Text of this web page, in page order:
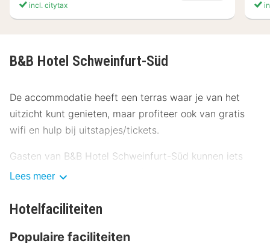
incl. citytax
B&B Hotel Schweinfurt-Süd
De accommodatie heeft een terras waar je van het
uitzicht kunt genieten, maar profiteer ook van gratis
wifi en hulp bij uitstapjes/tickets.
Gasten van B&B Hotel Schweinfurt-Süd kunnen iets
lekkers halen bij de snackbar/deli. Bestel je favoriete
betaling een ontbijtbuffet geserveerd van 06.30 uur
Lees meer
Hotelfaciliteiten
Populaire faciliteiten